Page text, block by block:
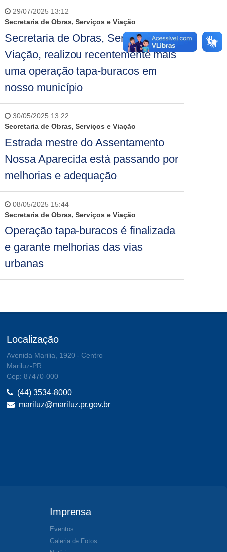
29/07/2025 13:12
Secretaria de Obras, Serviços e Viação
Secretaria de Obras, Serviços e
Viação, realizou recentemente mais
uma operação tapa-buracos em
nosso município
30/05/2025 13:22
Secretaria de Obras, Serviços e Viação
Estrada mestre do Assentamento
Nossa Aparecida está passando por
melhorias e adequação
08/05/2025 15:44
Secretaria de Obras, Serviços e Viação
Operação tapa-buracos é finalizada
e garante melhorias das vias
urbanas
Localização
Avenida Marilia, 1920 - Centro
Mariluz-PR
Cep: 87470-000
(44) 3534-8000
mariluz@mariluz.pr.gov.br
Imprensa
Eventos
Galeria de Fotos